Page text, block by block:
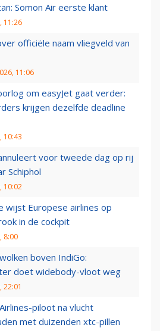
Somon Air eerste klant
11:26
officiële naam vliegveld van
11:06
om easyJet gaat verder:
krijgen dezelfde deadline
10:43
voor tweede dag op rij
Schiphol
10:02
wijst Europese airlines op
in de cockpit
8:00
boven IndiGo:
doet widebody-vloot weg
22:01
piloot na vlucht
met duizenden xtc-pillen